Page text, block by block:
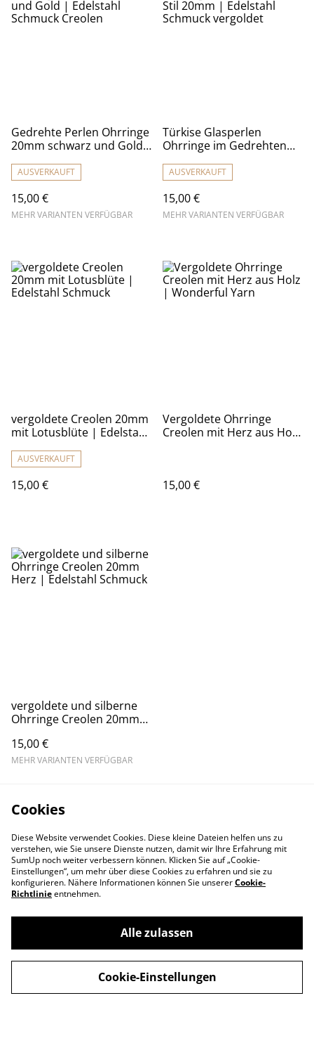
Gedrehte Perlen Ohrringe
20mm schwarz und Gold
Creolen
AUSVERKAUFT
15,00 €
MEHR VARIANTEN VERFÜGBAR
Türkise Glasperlen
Ohrringe im Gedrehten
Schmuck vergoldet
AUSVERKAUFT
15,00 €
MEHR VARIANTEN VERFÜGBAR
vergoldete Creolen 20mm
mit Lotusblüte | Edelstahl
AUSVERKAUFT
15,00 €
Vergoldete Ohrringe
Creolen mit Herz aus Holz
15,00 €
vergoldete und silberne
Ohrringe Creolen 20mm
15,00 €
MEHR VARIANTEN VERFÜGBAR
Du hast Fragen?
AGB + Impressum
Cookies
Diese Website verwendet Cookies. Diese kleine Dateien helfen uns zu
verstehen, wie Sie unsere Dienste nutzen, damit wir Ihre Erfahrung mit
SumUp noch weiter verbessern können. Klicken Sie auf „Cookie-
Einstellungen“, um mehr über diese Cookies zu erfahren und sie zu
konfigurieren. Nähere Informationen können Sie unsererCookie-
Richtlinieentnehmen.
Alle zulassen
Cookie-Einstellungen